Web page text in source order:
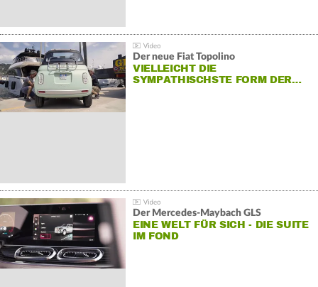
Der neue Fiat Topolino
VIELLEICHT DIE
SYMPATHISCHSTE FORM DER…
Der Mercedes‑Maybach GLS
EINE WELT FÜR SICH - DIE SUITE
IM FOND